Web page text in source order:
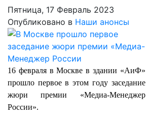
Пятница, 17 Февраль 2023
Опубликовано в Наши анонсы
16 февраля в Москве в здании «АиФ»
прошло первое в этом году заседание
жюри премии «Медиа-Менеджер
России».